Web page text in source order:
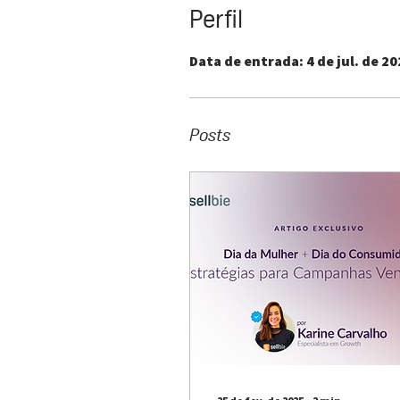
Perfil
Data de entrada: 4 de jul. de
Posts